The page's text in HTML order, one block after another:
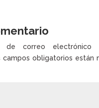
de correo electrónico
campos obligatorios están